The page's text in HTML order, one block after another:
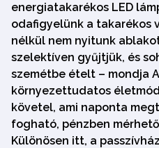
energiatakarékos LED
odafigyelünk a takarékos
nélkül nem nyitunk
szelektíven gyűjtjük, és
szemétbe ételt – mondja
környezettudatos
követel, ami naponta
fogható, pénzben
Különösen itt, a